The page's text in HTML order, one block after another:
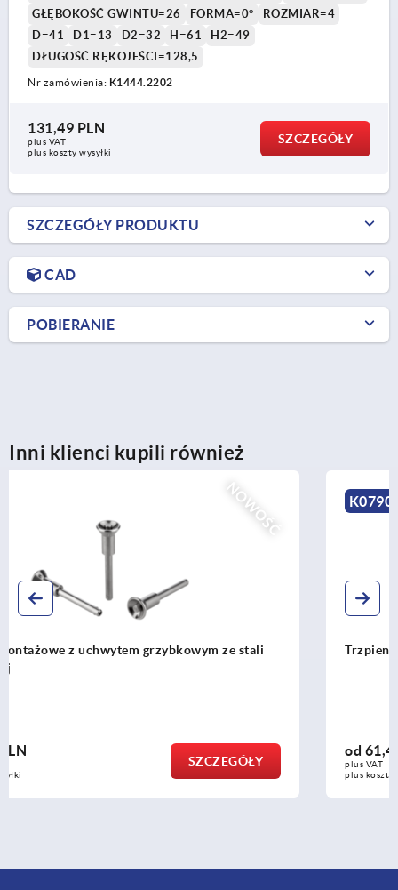
GŁĘBOKOŚĆ GWINTU=26
FORMA=0°
ROZMIAR=4
D=41
D1=13 D2=32 H=61
H2=49
DŁUGOŚĆ RĘKOJEŚCI=128,5
Nr zamówienia: K1444.2202
131,49 PLN
plus VAT
plus koszty wysyłki
SZCZEGÓŁY
SZCZEGÓŁY PRODUKTU
CAD
POBIERANIE
Inni klienci kupili również
NOWOŚĆ
Trzpienie montażowe, nierdzewne
SZCZEGÓŁY